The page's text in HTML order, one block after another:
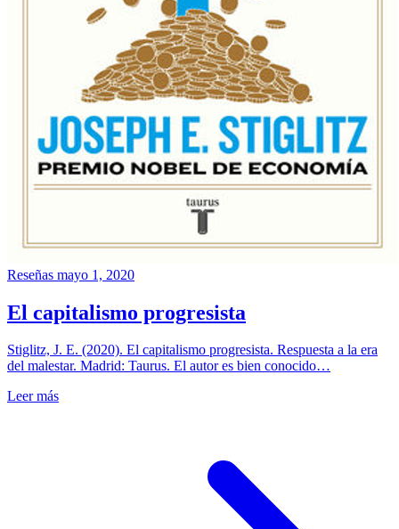
Reseñas mayo 1, 2020
El capitalismo progresista
Stiglitz, J. E. (2020). El capitalismo progresista. Respuesta a la era
del malestar. Madrid: Taurus. El autor es bien conocido…
Leer más